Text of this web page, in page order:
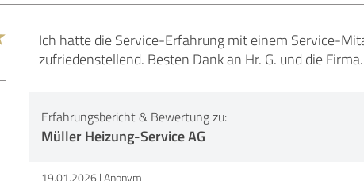
Ich hatte die Service-Erfahrung mit einem Service-
zufriedenstellend. Besten Dank an Hr. G. und die Firma.
Erfahrungsbericht & Bewertung zu:
Müller Heizung-Service AG
19.01.2026 Anonym